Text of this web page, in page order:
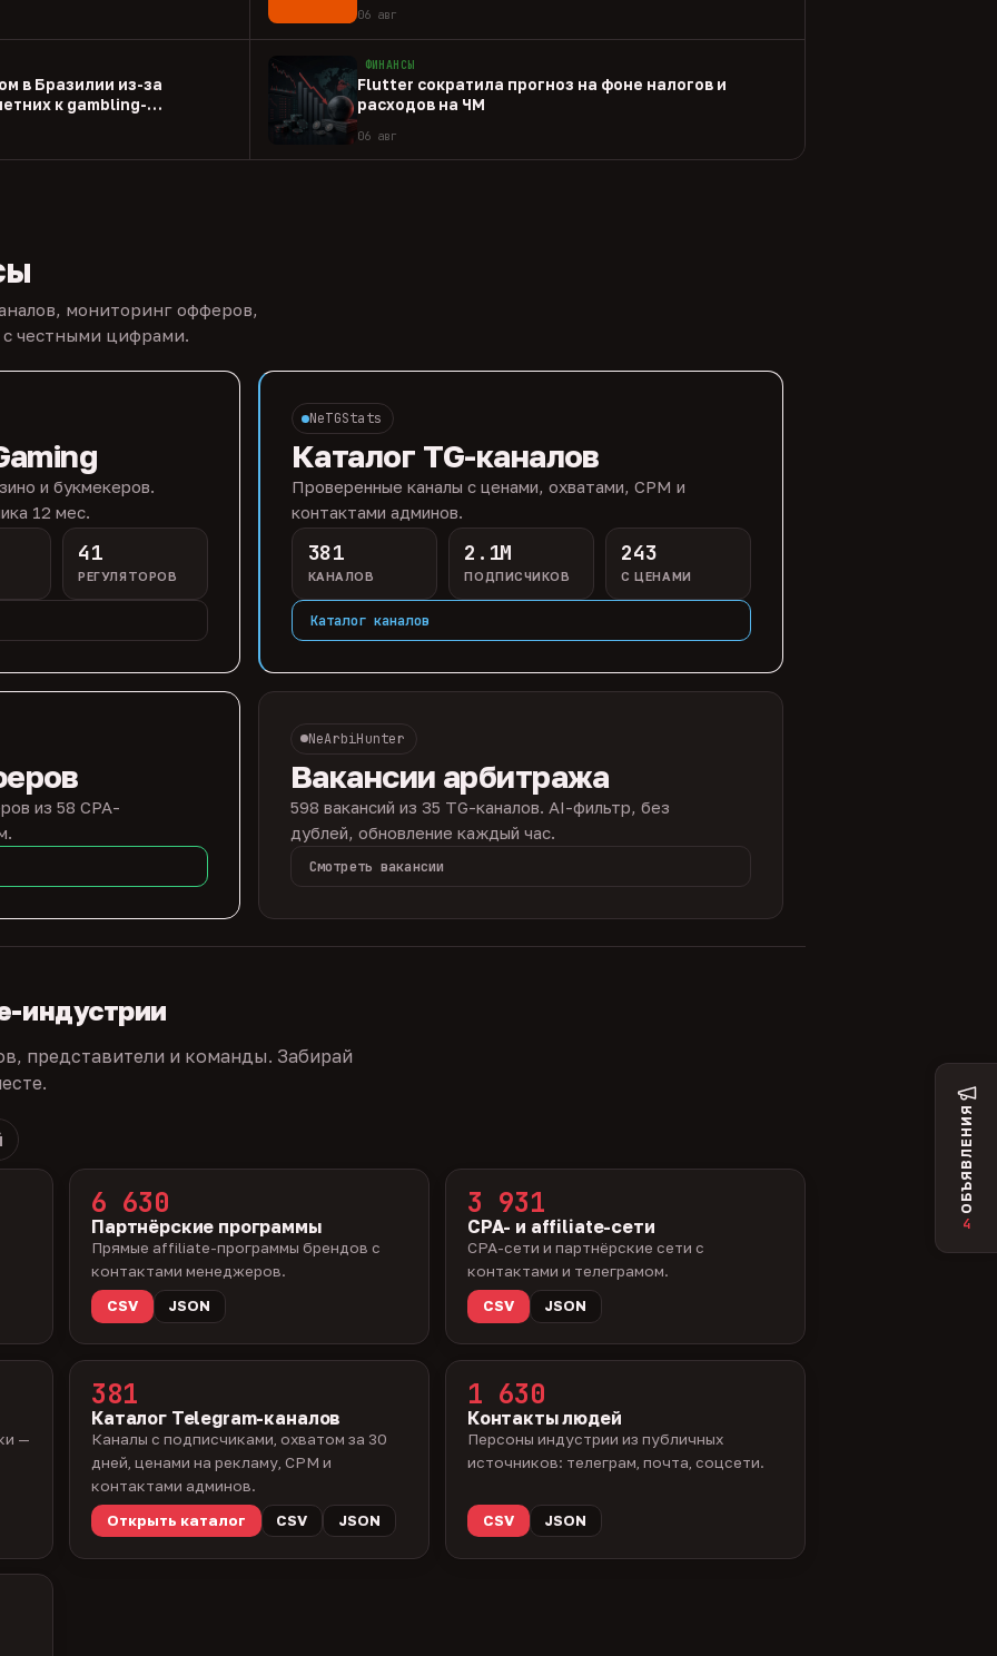
06 авг
в Бразилии из-за
к gambling-
ФИНАНСЫ
Flutter сократила прогноз на фоне налогов и
расходов на ЧМ
06 авг
мониторинг офферов,
с честными цифрами.
и букмекеров.
12 мес.
41
РЕГУЛЯТОРОВ
NeTGStats
Каталог TG-каналов
Проверенные каналы с ценами, охватами, CPM и
контактами админов.
381
КАНАЛОВ
2.1M
ПОДПИСЧИКОВ
243
С ЦЕНАМИ
Каталог каналов
из 58 CPA-
NeArbiHunter
Вакансии арбитража
598 вакансий из 35 TG-каналов. AI-фильтр, без
дублей, обновление каждый час.
Смотреть вакансии
индустрии
представители и команды. Забирай
6 630
Партнёрские программы
Прямые affiliate-программы брендов с
контактами менеджеров.
CSV
JSON
3 931
CPA- и affiliate-сети
CPA-сети и партнёрские сети с
контактами и телеграмом.
CSV
JSON
—
381
Каталог Telegram-каналов
Каналы с подписчиками, охватом за 30
дней, ценами на рекламу, CPM и
контактами админов.
Открыть каталог
CSV JSON
1 630
Контакты людей
Персоны индустрии из публичных
источников: телеграм, почта, соцсети.
CSV JSON
ОБЪЯВЛЕНИЯ
4